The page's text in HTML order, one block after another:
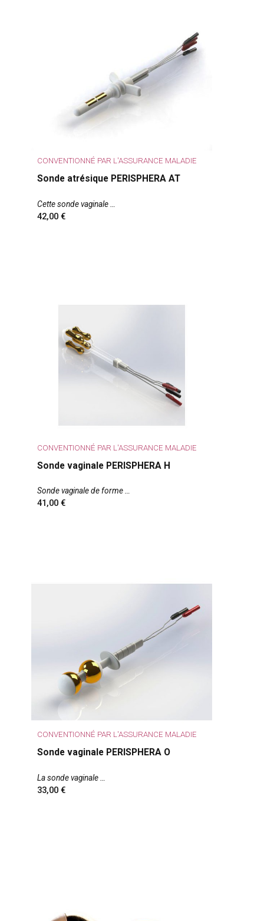
CONVENTIONNÉ PAR L'ASSURANCE MALADIE
Sonde atrésique PERISPHERA AT
Cette sonde vaginale
42,00
CONVENTIONNÉ PAR L'ASSURANCE MALADIE
Sonde vaginale PERISPHERA H
Sonde vaginale de forme
41,00
CONVENTIONNÉ PAR L'ASSURANCE MALADIE
Sonde vaginale PERISPHERA O
La sonde vaginale
33,00